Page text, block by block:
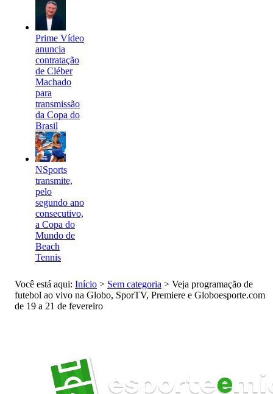
Prime Vídeo
anuncia
contratação
de Cléber
Machado
para
transmissão
da Copa do
Brasil
NSports
transmite,
pelo
segundo ano
consecutivo,
a Copa do
Mundo de
Beach
Tennis
Você está aqui: Início > Sem categoria > Veja programação de
futebol ao vivo na Globo, SporTV, Premiere e Globoesporte.com
de 19 a 21 de fevereiro